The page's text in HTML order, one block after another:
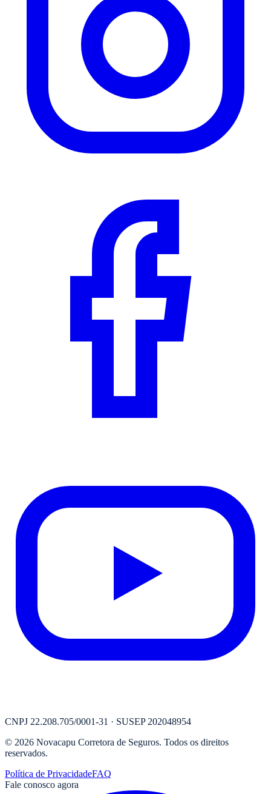
CNPJ 22.208.705/0001-31 · SUSEP 202048954
© 2026 Novacapu Corretora de Seguros. Todos os direitos
reservados.
Política de PrivacidadeFAQ
Fale conosco agora